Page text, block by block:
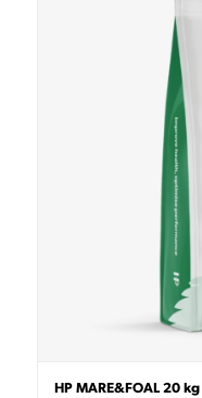
HP MARE&FOAL 20 kg